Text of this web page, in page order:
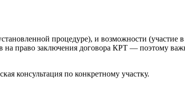
процедуре), и возможности (участие
право заключения договора КРТ — поэтому
консультация по конкретному участку.